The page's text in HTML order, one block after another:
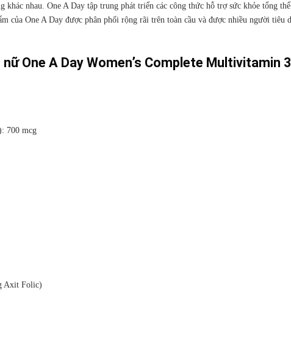
khác nhau. One A Day tập trung phát triển các công thức hỗ trợ sức khỏe tổng
của One A Day được phân phối rộng rãi trên toàn cầu và được nhiều người tiêu
One A Day Women’s Complete Multivitamin
700 mcg
Axit Folic)